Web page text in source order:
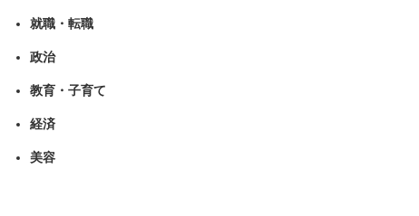
就職・転職
政治
教育・子育て
経済
美容